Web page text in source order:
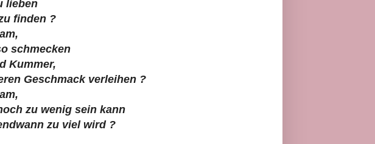
lieben
finden ?
schmecken
Kummer,
Geschmack verleihen ?
zu wenig sein kann
zu viel wird ?